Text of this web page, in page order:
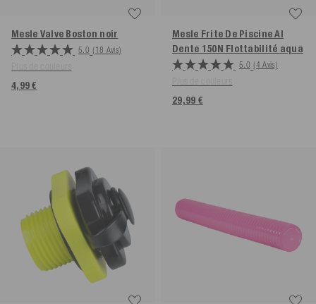
Mesle Valve Boston noir
5.0 (18 Avis)
4,99 €
Mesle Frite De Piscine Al
Dente 150N Flottabilité aqua
5.0 (4 Avis)
29,99 €